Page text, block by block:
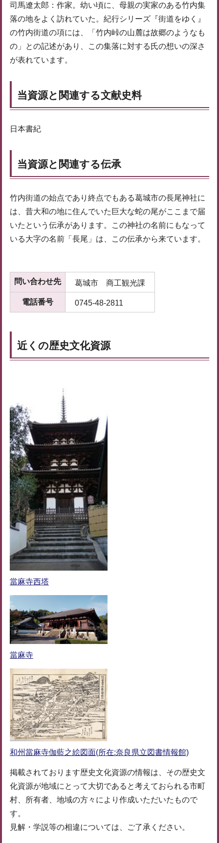
司馬遼太郎：作家。幼い頃に、母親の実家のある竹内集
落の地をよく訪れていた。紀行シリーズ『街道をゆく』
の竹内街道の項には、「竹内峠の山麓は故郷のようなも
の」との記述があり、この集落に対する氏の想いの深さ
が表れています。
当資源と関連する文献史料
日本書紀
当資源と関連する伝承
竹内街道の始点であり終点でもある葛城市の長尾神社に
は、昔大和の地に住んでいた巨大な蛇の尾がここまで届
いたという伝承があります。この神社の名前にもなって
いる大字の名前「長尾」は、この伝承から来ています。
問い合わせ先 葛城市 商工観光課
電話番号 0745-48-2811
近くの歴史文化資源
當麻寺西塔
當麻寺
和州當麻寺伽藍之絵図面(所在:奈良県立図書情報館)
掲載されております歴史文化資源の情報は、その歴史文
化資源が地域にとって大切であると考えておられる市町
村、所有者、地域の方々により作成いただいたもので
す。
見解・学説等の相違については、ご了承ください。